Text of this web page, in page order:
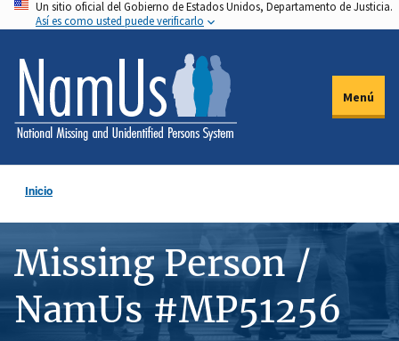
Pasar
al
contenido
principal
Un sitio oficial del Gobierno de Estados Unidos, Departamento de Justicia.
Así es como usted puede verificarlo
Menú
Inicio
Missing Person /
NamUs #MP51256